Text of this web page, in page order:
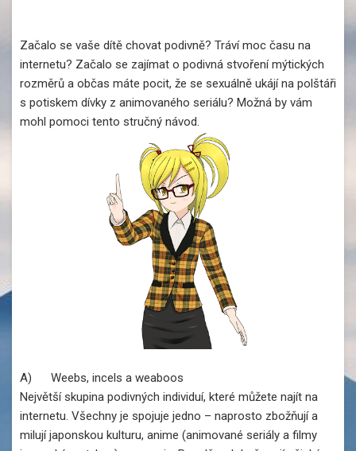
Začalo se vaše dítě chovat podivně? Tráví moc času na
internetu? Začalo se zajímat o podivná stvoření mýtických
rozměrů a občas máte pocit, že se sexuálně ukájí na polštáři
s potiskem dívky z animovaného seriálu? Možná by vám
mohl pomoci tento stručný návod.
A) Weebs, incels a weaboos
Největší skupina podivných individuí, které můžete najít na
internetu. Všechny je spojuje jedno – naprosto zbožňují a
milují japonskou kulturu, anime (animované seriály a filmy